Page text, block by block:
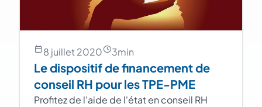
8 juillet 2020 3min
Le dispositif de financement de
conseil RH pour les TPE-PME
Profitez de l'aide de l'état en conseil RH